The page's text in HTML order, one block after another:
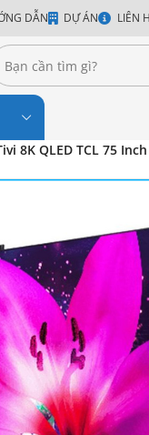
DẪN DỰ ÁN LIÊN
8K QLED TCL 75